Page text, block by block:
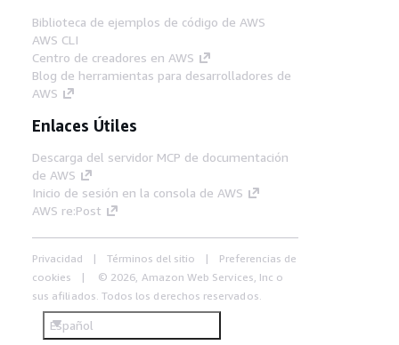
Biblioteca de ejemplos de código de AWS
AWS CLI
Centro de creadores en AWS
Blog de herramientas para desarrolladores de
AWS
Enlaces Útiles
Descarga del servidor MCP de documentación
de AWS
Inicio de sesión en la consola de AWS
AWS re:Post
Privacidad Términos del sitio
Preferencias de
cookies
© 2026, Amazon Web Services, Inc o
sus afiliados. Todos los derechos reservados.
Español